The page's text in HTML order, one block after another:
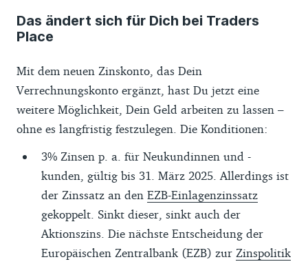
Das ändert sich für Dich bei Traders
Place
Mit dem neuen Zinskonto, das Dein
Verrechnungskonto ergänzt, hast Du jetzt eine
weitere Möglichkeit, Dein Geld arbeiten zu lassen –
ohne es langfristig festzulegen. Die Konditionen:
3% Zinsen p. a. für Neukundinnen und -
kunden, gültig bis 31. März 2025. Allerdings ist
der Zinssatz an den EZB-Einlagenzinssatz
gekoppelt. Sinkt dieser, sinkt auch der
Aktionszins. Die nächste Entscheidung der
Europäischen Zentralbank (EZB) zur Zinspolitik